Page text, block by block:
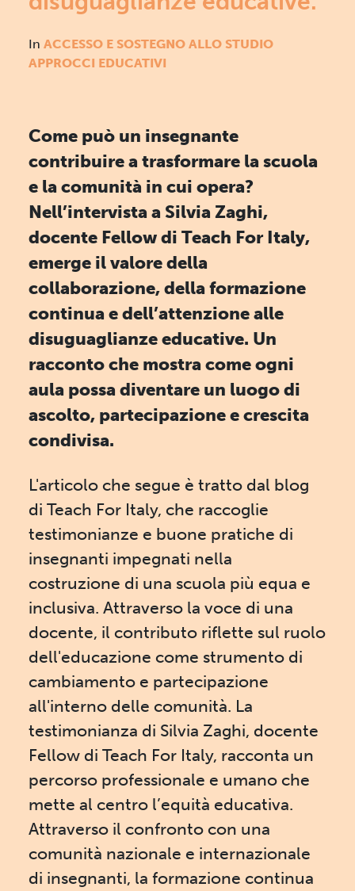
In ACCESSO E SOSTEGNO ALLO STUDIO
APPROCCI EDUCATIVI
Come può un insegnante
contribuire a trasformare la scuola
e la comunità in cui opera?
Nell’intervista a Silvia Zaghi,
docente Fellow di Teach For Italy,
emerge il valore della
collaborazione, della formazione
continua e dell’attenzione alle
disuguaglianze educative. Un
racconto che mostra come ogni
aula possa diventare un luogo di
ascolto, partecipazione e crescita
condivisa.
L'articolo che segue è tratto dal blog
di Teach For Italy, che raccoglie
testimonianze e buone pratiche di
insegnanti impegnati nella
costruzione di una scuola più equa e
inclusiva. Attraverso la voce di una
docente, il contributo riflette sul ruolo
dell'educazione come strumento di
cambiamento e partecipazione
all'interno delle comunità. La
testimonianza di Silvia Zaghi, docente
Fellow di Teach For Italy, racconta un
percorso professionale e umano che
mette al centro l’equità educativa.
Attraverso il confronto con una
comunità nazionale e internazionale
di insegnanti, la formazione continua